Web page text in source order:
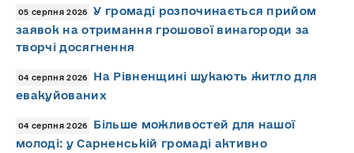
05 серпня 2026
У громаді розпочинається прийом
заявок на отримання грошової винагороди за
творчі досягнення
04 серпня 2026
На Рівненщині шукають житло для
евакуйованих
04 серпня 2026
Більше можливостей для нашої
молоді: у Сарненській громаді активно